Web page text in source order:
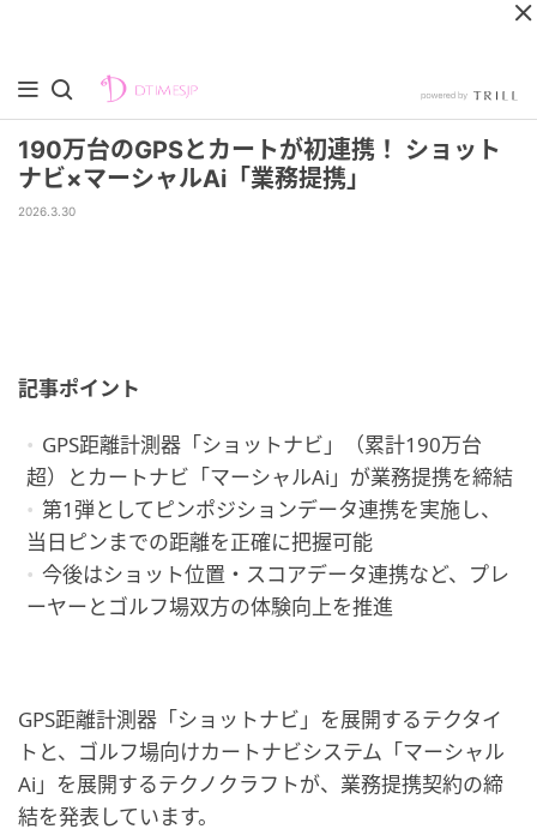
190万台のGPSとカートが初連携！ ショット
ナビ×マーシャルAi「業務提携」
2026.3.30
記事ポイント
GPS距離計測器「ショットナビ」（累計190万台
超）とカートナビ「マーシャルAi」が業務提携を締結
第1弾としてピンポジションデータ連携を実施し、
当日ピンまでの距離を正確に把握可能
今後はショット位置・スコアデータ連携など、プレ
ーヤーとゴルフ場双方の体験向上を推進
GPS距離計測器「ショットナビ」を展開するテクタイ
トと、ゴルフ場向けカートナビシステム「マーシャル
Ai」を展開するテクノクラフトが、業務提携契約の締
結を発表しています。